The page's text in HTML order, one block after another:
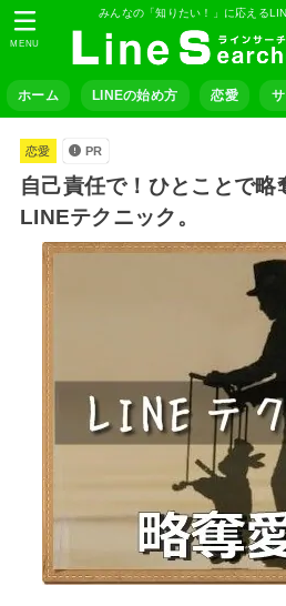
みんなの「知りたい！」に応える
ホーム LINEの始め方 恋愛
MENU
恋愛 PR
自己責任で！ひとことで略
LINEテクニック。